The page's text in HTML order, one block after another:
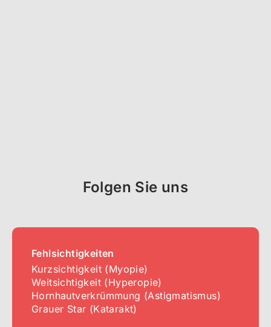
Folgen Sie uns
Fehlsichtigkeiten
Kurzsichtigkeit (Myopie)
Weitsichtigkeit (Hyperopie)
Hornhautverkrümmung (Astigmatismus)
Grauer Star (Katarakt)